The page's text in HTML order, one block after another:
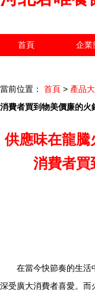
首頁 企業
當前位置： 首頁 > 產品
消費者買到物美價廉的火
供應味在龍騰
消費者買
在當今快節奏的生活
深受廣大消費者喜愛。